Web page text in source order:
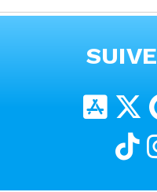
#voitureelectrique